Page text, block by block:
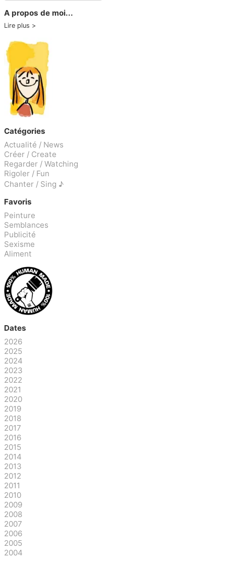
A propos de moi...
Lire plus
Catégories
Actualité / News
Créer / Create
Regarder / Watching
Rigoler / Fun
Chanter / Sing ♪
Favoris
Peinture
Semblances
Publicité
Sexisme
Aliment
Dates
2026
2025
2024
2023
2022
2021
2020
2019
2018
2017
2016
2015
2014
2013
2012
2011
2010
2009
2008
2007
2006
2005
2004